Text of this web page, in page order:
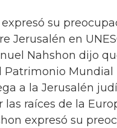
expresó su
Jerusalén en
Nahshon dijo
Mundial
a la Jerusalén
raíces de la
expresó su